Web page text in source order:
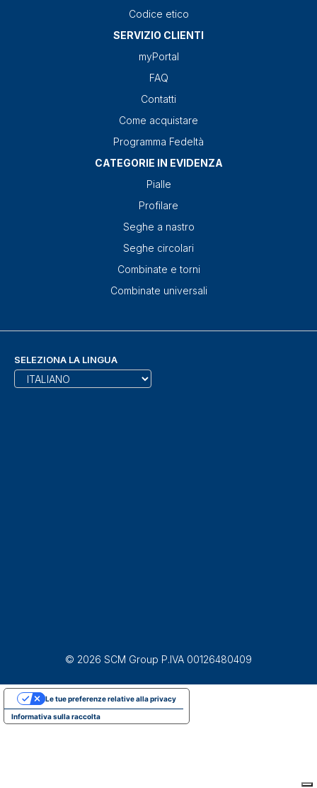
Codice etico
SERVIZIO CLIENTI
myPortal
FAQ
Contatti
Come acquistare
Programma Fedeltà
CATEGORIE IN EVIDENZA
Pialle
Profilare
Seghe a nastro
Seghe circolari
Combinate e torni
Combinate universali
SELEZIONA LA LINGUA
© 2026 SCM Group P.IVA 00126480409
Informativa sulla raccolta
Le tue preferenze relative alla privacy